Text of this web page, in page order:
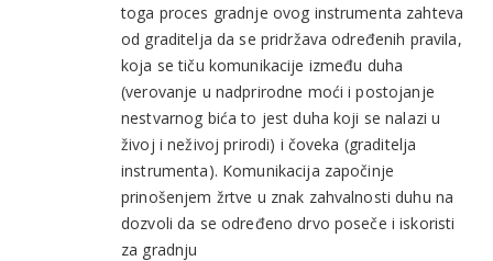
toga proces gradnje ovog instrumenta zahteva
od graditelja da se pridržava određenih pravila,
koja se tiču komunikacije između duha
(verovanje u nadprirodne moći i postojanje
nestvarnog bića to jest duha koji se nalazi u
živoj i neživoj prirodi) i čoveka (graditelja
instrumenta). Komunikacija započinje
prinošenjem žrtve u znak zahvalnosti duhu na
dozvoli da se određeno drvo poseče i iskoristi
za gradnju